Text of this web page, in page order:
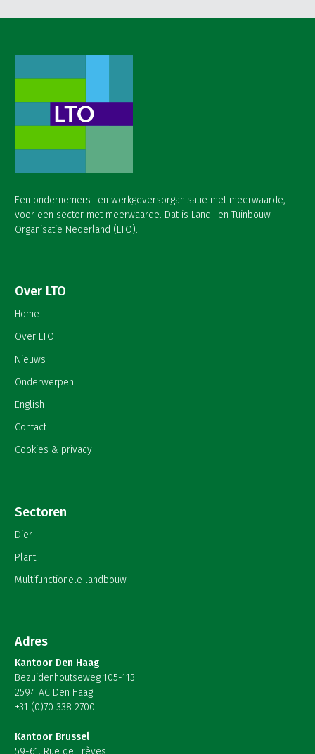
Een ondernemers- en werkgeversorganisatie met meerwaarde,
voor een sector met meerwaarde. Dat is Land- en Tuinbouw
Organisatie Nederland (LTO).
Over LTO
Home
Over LTO
Nieuws
Onderwerpen
English
Contact
Cookies & privacy
Sectoren
Dier
Plant
Multifunctionele landbouw
Adres
Kantoor Den Haag
Bezuidenhoutseweg 105-113
2594 AC Den Haag
+31 (0)70 338 2700
Kantoor Brussel